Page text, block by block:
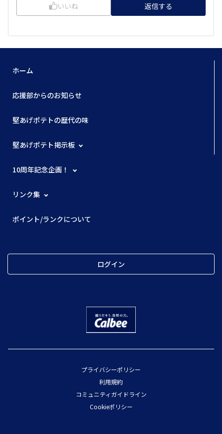
いいね 返信する
ホーム
応援部からのお知らせ
堅あげポテトの歴代の味
堅あげポテト掲示板
10周年記念企画！
リンク集
ポイント/ランクについて
ログイン
プライバシーポリシー
利用規約
コミュニティガイドライン
Cookieポリシー